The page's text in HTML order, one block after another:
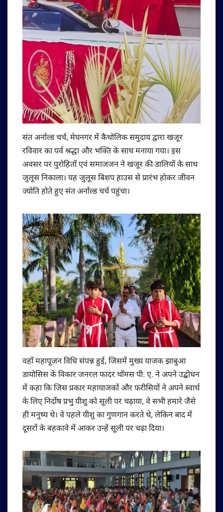
संत अर्नाल्ड चर्च, मेघनगर में कैथोलिक समुदाय द्वारा खजूर
रविवार का पर्व श्रद्धा और भक्ति के साथ मनाया गया। इस
अवसर पर पुरोहितों एवं समाजजन ने खजूर की डालियों के साथ
जुलूस निकाला। यह जुलूस बिशप हाउस से प्रारंभ होकर जीवन
ज्योति होते हुए संत अर्नाल्ड चर्च पहुंचा।
वहाँ महापूजन विधि संपन्न हुई, जिसमें मुख्य याजक झाबुआ
डायोसिस के विकार जनरल फादर थॉमस पी. ए. ने अपने उद्बोधन
में कहा कि जिस प्रकार महायाजकों और फरीसियों ने अपने स्वार्थ
के लिए निर्दोष प्रभु यीशु को सूली पर चढ़ाया, वे सभी हमारे जैसे
ही मनुष्य थे। वे पहले यीशु का गुणगान करते थे, लेकिन बाद में
दूसरों के बहकावे में आकर उन्हें सूली पर चढ़ा दिया।